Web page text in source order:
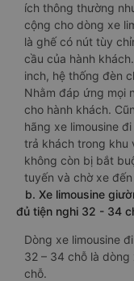
ích thông thường
cộng cho dòng xe
là ghế có nút tùy
cầu của hành
inch, hệ thống đèn
Nhằm đáp ứng mọi
cho hành khách.
hãng xe limousine
trả khách trong khu
không còn bị bắt
tuyến và chờ xe
b. Xe limousine
đủ tiện nghi 32 - 34
Dòng xe limousine
32 – 34 chỗ là
chỗ.